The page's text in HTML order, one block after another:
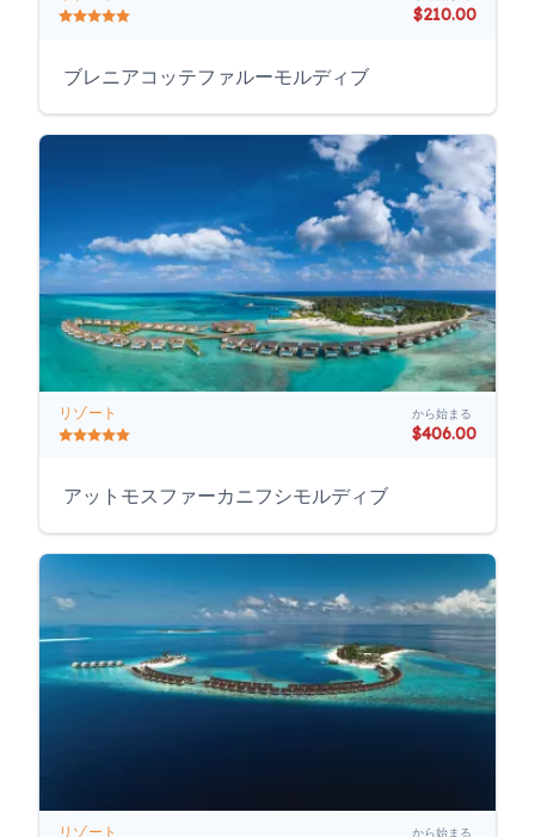
$210.00
ブレニアコッテファルーモルディブ
リゾート から始まる
$406.00
アットモスファーカニフシモルディブ
リゾート から始まる